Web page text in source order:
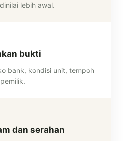
lebih awal.
bukti
bank, kondisi unit, tempoh
dan serahan